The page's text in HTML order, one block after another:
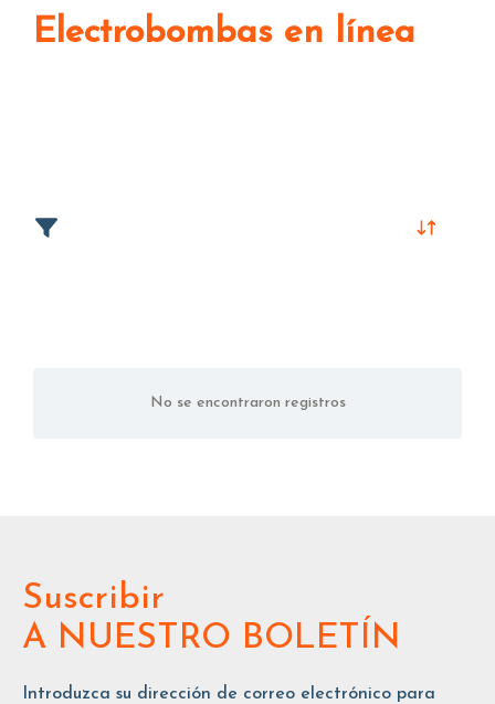
Electrobombas en línea
No se encontraron registros
Suscribir
A NUESTRO BOLETÍN
Introduzca su dirección de correo electrónico para